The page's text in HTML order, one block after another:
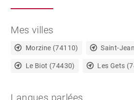
Mes villes
Morzine (74110) Saint-
Le Biot (74430) Les Gets
Langues parlées